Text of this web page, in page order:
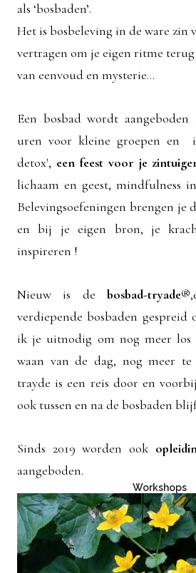
als ‘bosbaden’.
Het is bosbeleving in de ware zin
vertragen om je eigen ritme
van eenvoud en mysterie...
Een bosbad wordt
uren voor kleine groepen en
detox', een feest voor je
lichaam en geest, mindfulness
Belevingsoefeningen brengen
en bij je eigen bron, je
inspireren !
Nieuw is de bosbad-tryade®
verdiepende bosbaden gespreid
ik je uitnodig om nog meer los
waan van de dag, nog meer
trayde is een reis door en
ook tussen en na de bosbaden
Sinds 2019 worden ook
aangeboden.
Workshops